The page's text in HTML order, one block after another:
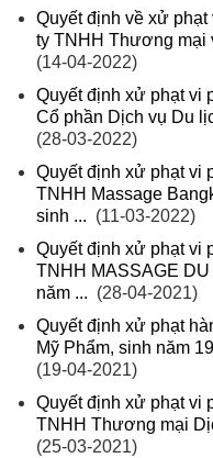
Quyết định về xử
ty TNHH Thương mại
(14-04-2022)
Quyết định xử phạt vi
Cổ phần Dịch vụ Du
(28-03-2022)
Quyết định xử phạt vi
TNHH Massage
sinh ... (11-03-2022)
Quyết định xử phạt vi
TNHH MASSAGE
năm ... (28-04-2021)
Quyết định xử phạt
Mỹ Phẩm, sinh năm
(19-04-2021)
Quyết định xử phạt vi
TNHH Thương mại
(25-03-2021)